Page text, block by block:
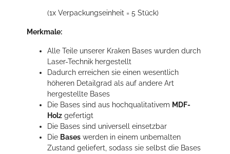
(1x Verpackungseinheit = 5 Stück)
Merkmale:
Alle Teile unserer Kraken Bases wurden durch
Laser-Technik hergestellt
Dadurch erreichen sie einen wesentlich
höheren Detailgrad als auf andere Art
hergestellte Bases
Die Bases sind aus hochqualitativem MDF-
Holz gefertigt
Die Bases sind universell einsetzbar
Die Bases werden in einem unbemalten
Zustand geliefert, sodass sie selbst die Bases